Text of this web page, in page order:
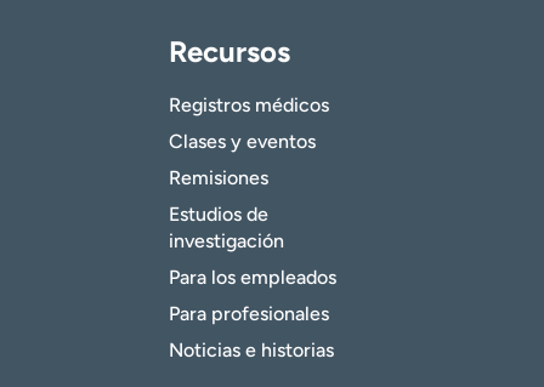
Recursos
Registros médicos
Clases y eventos
Remisiones
Estudios de
investigación
Para los empleados
Para profesionales
Noticias e historias